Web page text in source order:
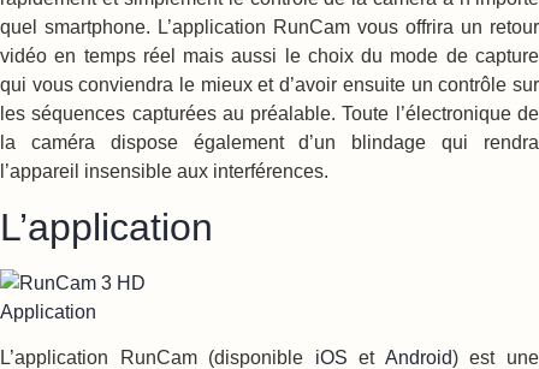
quel smartphone. L’application RunCam vous offrira un retour
vidéo en temps réel mais aussi le choix du mode de capture
qui vous conviendra le mieux et d’avoir ensuite un contrôle sur
les séquences capturées au préalable. Toute l’électronique de
la caméra dispose également d’un blindage qui rendra
l’appareil insensible aux interférences.
L’application
L’application RunCam (disponible iOS et Android) est une